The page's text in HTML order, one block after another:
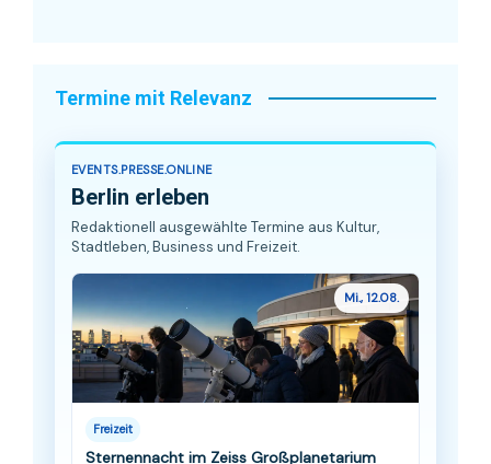
Termine mit Relevanz
EVENTS.PRESSE.ONLINE
Berlin erleben
Redaktionell ausgewählte Termine aus Kultur,
Stadtleben, Business und Freizeit.
Mi., 12.08.
Freizeit
Sternennacht im Zeiss Großplanetarium